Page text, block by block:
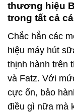
thương hiệu
trong tất cả
Chắc hẳn các
hiệu máy hút
thịnh hành trên
và Fatz. Với
cực ổn, bảo
điều gì nữa mà